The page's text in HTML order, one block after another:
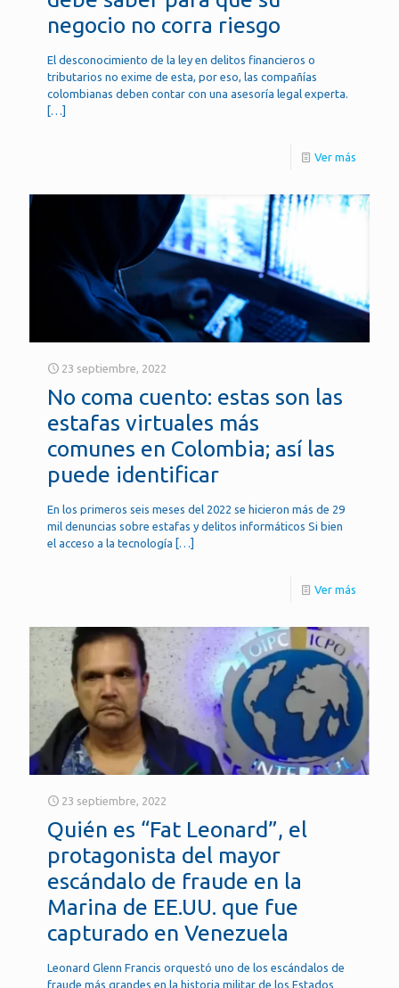
negocio no corra riesgo
El desconocimiento de la ley en delitos financieros o
tributarios no exime de esta, por eso, las compañías
colombianas deben contar con una asesoría legal experta.
[…]
Ver más
23 septiembre, 2022
No coma cuento: estas son las
estafas virtuales más
comunes en Colombia; así las
puede identificar
En los primeros seis meses del 2022 se hicieron más de 29
mil denuncias sobre estafas y delitos informáticos Si bien
el acceso a la tecnología […]
Ver más
23 septiembre, 2022
Quién es “Fat Leonard”, el
protagonista del mayor
escándalo de fraude en la
Marina de EE.UU. que fue
capturado en Venezuela
Leonard Glenn Francis orquestó uno de los escándalos de
fraude más grandes en la historia militar de los Estados